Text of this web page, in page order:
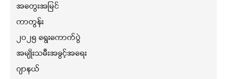
အတွေးအမြင်
ကာတွန်း
၂၀၂၅ ရွေးကောက်ပွဲ
အမျိုးသမီးအခွင့်အရေး
ဂျာနယ်